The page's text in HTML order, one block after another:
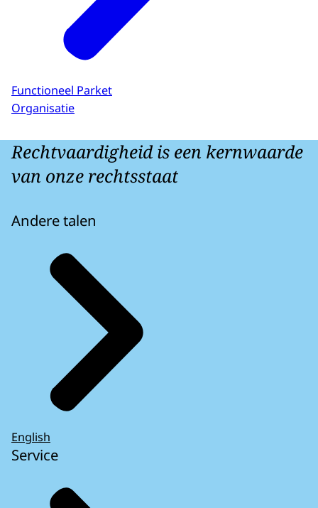
Functioneel Parket
Organisatie
Rechtvaardigheid is een kernwaarde
van onze rechtsstaat
Andere talen
English
Service